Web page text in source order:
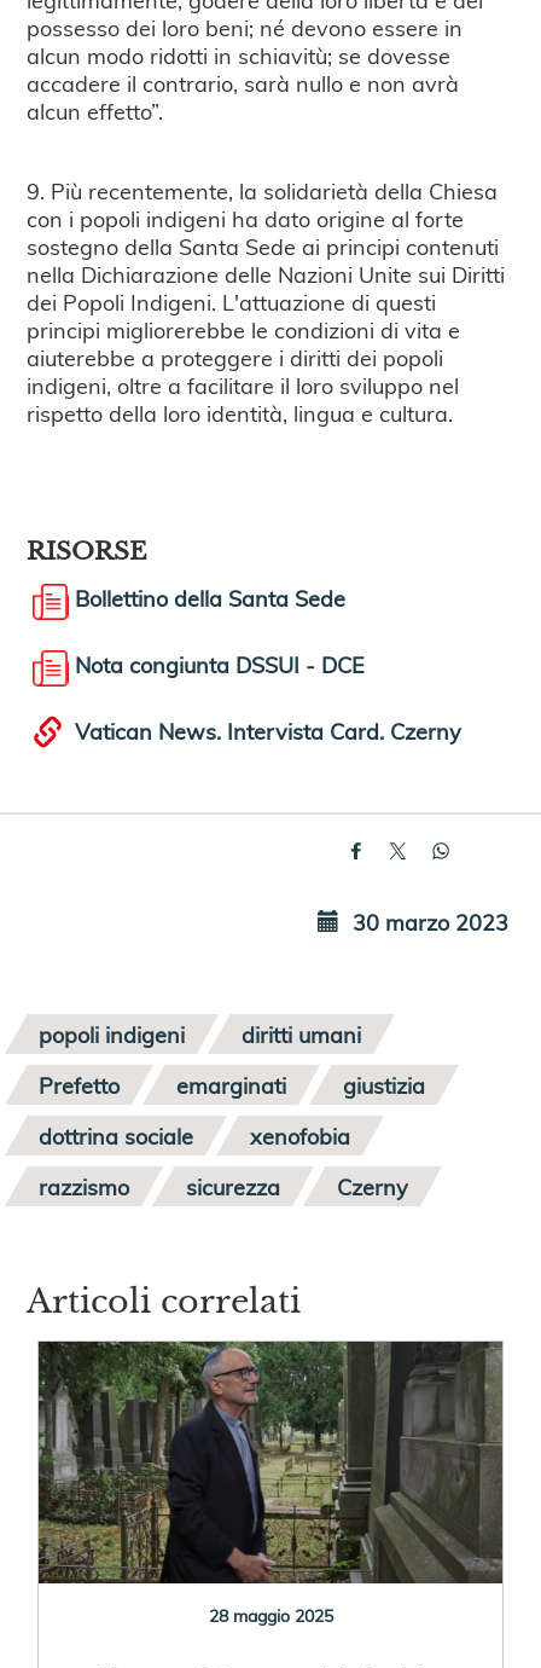
possesso dei loro beni; né devono essere in
alcun modo ridotti in schiavitù; se dovesse
accadere il contrario, sarà nullo e non avrà
alcun effetto”.
9. Più recentemente, la solidarietà della Chiesa
con i popoli indigeni ha dato origine al forte
sostegno della Santa Sede ai principi contenuti
nella Dichiarazione delle Nazioni Unite sui Diritti
dei Popoli Indigeni. L'attuazione di questi
principi migliorerebbe le condizioni di vita e
aiuterebbe a proteggere i diritti dei popoli
indigeni, oltre a facilitare il loro sviluppo nel
rispetto della loro identità, lingua e cultura.
RISORSE
Bollettino della Santa Sede
Nota congiunta DSSUI - DCE
Vatican News. Intervista Card. Czerny
30 marzo 2023
popoli indigeni
diritti umani
Prefetto
emarginati
giustizia
dottrina sociale
xenofobia
razzismo
sicurezza Czerny
Articoli correlati
28 maggio 2025